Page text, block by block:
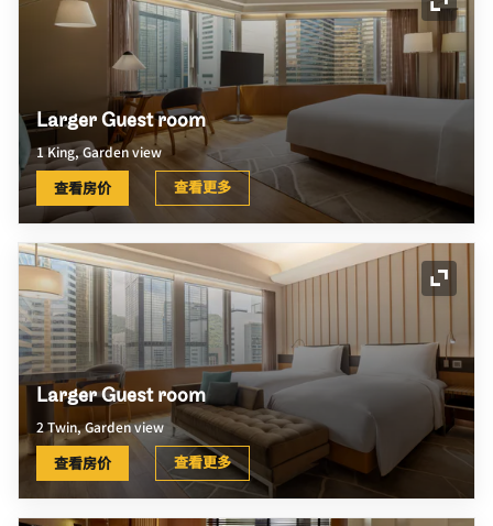
展开
Larger Guest room
1 King, Garden view
查看房价 查看更多
展开
Larger Guest room
2 Twin, Garden view
查看房价 查看更多